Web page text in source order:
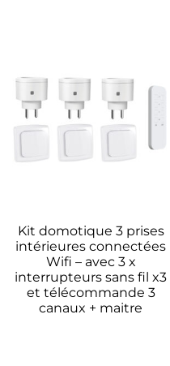
Kit domotique 3 prises
intérieures connectées
Wifi – avec 3 x
interrupteurs sans fil x3
et télécommande 3
canaux + maitre